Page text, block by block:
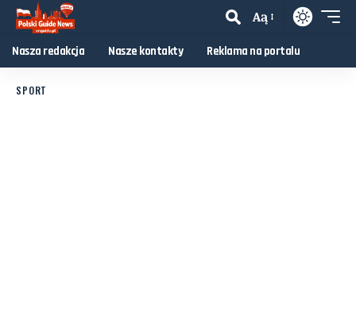
Aą
Nasza redakcja Nasze kontakty Reklama na portalu
SPORT